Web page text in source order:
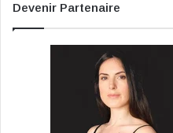
Devenir Partenaire